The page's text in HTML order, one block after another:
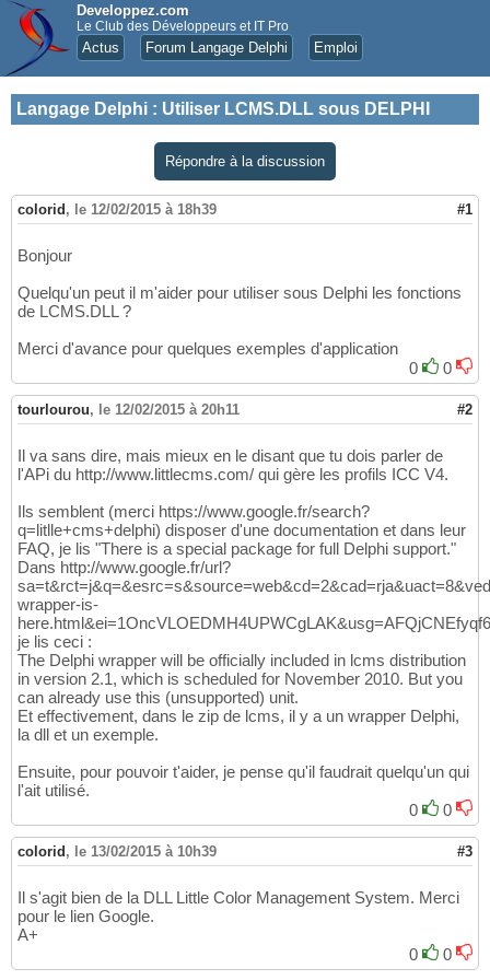
Developpez.com
Le Club des Développeurs et IT Pro
Actus Forum Langage Delphi Emploi
Langage Delphi : Utiliser LCMS.DLL sous DELPHI
Répondre à la discussion
colorid , le 12/02/2015 à 18h39 #1
Bonjour
Quelqu'un peut il m'aider pour utiliser sous Delphi les fonctions
de LCMS.DLL ?
Merci d'avance pour quelques exemples d'application
0
0
tourlourou, le 12/02/2015 à 20h11 #2
Il va sans dire, mais mieux en le disant que tu dois parler de
l'APi du http://www.littlecms.com/ qui gère les profils ICC V4.
Ils semblent (merci https://www.google.fr/search?
q=litlle+cms+delphi) disposer d'une documentation et dans leur
FAQ, je lis "There is a special package for full Delphi support."
Dans http://www.google.fr/url?
wrapper-is-
je lis ceci :
The Delphi wrapper will be officially included in lcms distribution
in version 2.1, which is scheduled for November 2010. But you
can already use this (unsupported) unit.
Et effectivement, dans le zip de lcms, il y a un wrapper Delphi,
la dll et un exemple.
Ensuite, pour pouvoir t'aider, je pense qu'il faudrait quelqu'un qui
l'ait utilisé.
0
0
colorid , le 13/02/2015 à 10h39 #3
Il s'agit bien de la DLL Little Color Management System. Merci
pour le lien Google.
A+
0
0